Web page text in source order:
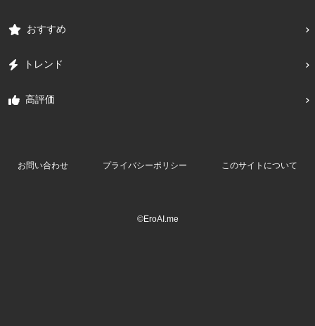
おすすめ
トレンド
高評価
お問い合わせ プライバシーポリシー このサイトについて
©EroAI.me